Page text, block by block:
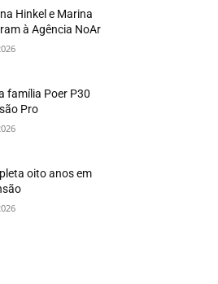
Hinkel e Marina
à Agência NoAr
família Poer P30
Pro
oito anos em